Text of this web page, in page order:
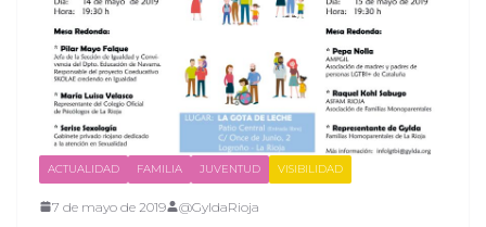
ACTUALIDAD FAMILIA JUVENTUD VISIBILIDAD
7 de mayo de 2019 @GyldaRioja